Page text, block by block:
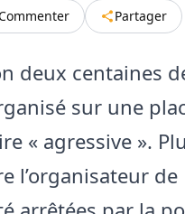
Partager
deux centaines
sur une
« agressive ».
l’organisateur de